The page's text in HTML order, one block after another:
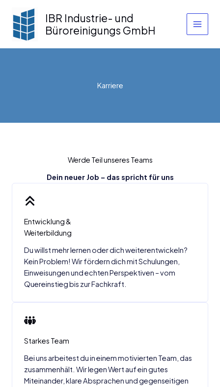
Inhalt
springen
IBR Industrie- und
Büroreinigungs GmbH
Karriere
Werde Teil unseres Teams
Dein neuer Job – das spricht für uns
Entwicklung &
Weiterbildung
Du willst mehr lernen oder dich weiterentwickeln?
Kein Problem! Wir fördern dich mit Schulungen,
Einweisungen und echten Perspektiven – vom
Quereinstieg bis zur Fachkraft.
Starkes Team
Bei uns arbeitest du in einem motivierten Team, das
zusammenhält. Wir legen Wert auf ein gutes
Miteinander, klare Absprachen und gegenseitigen